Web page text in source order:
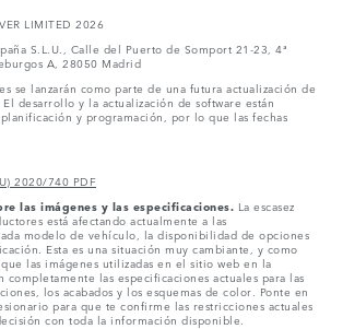
LIMITED 2026
S.L.U., Calle del Puerto de Somport 21-23, 4ª
A, 28050 Madrid
se lanzarán como parte de una futura actualización de
desarrollo y la actualización de software están
y programación, por lo que las fechas
2020/740 PDF
las imágenes y las especificaciones. La escasez
está afectando actualmente a las
modelo de vehículo, la disponibilidad de opciones
Esta es una situación muy cambiante, y como
las imágenes utilizadas en el sitio web en la
las especificaciones actuales para las
los acabados y los esquemas de color. Ponte en
para que te confirme las restricciones actuales
con toda la información disponible.